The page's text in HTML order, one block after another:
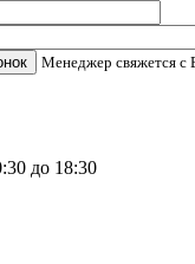
Менеджер свяжется с
до 18:30